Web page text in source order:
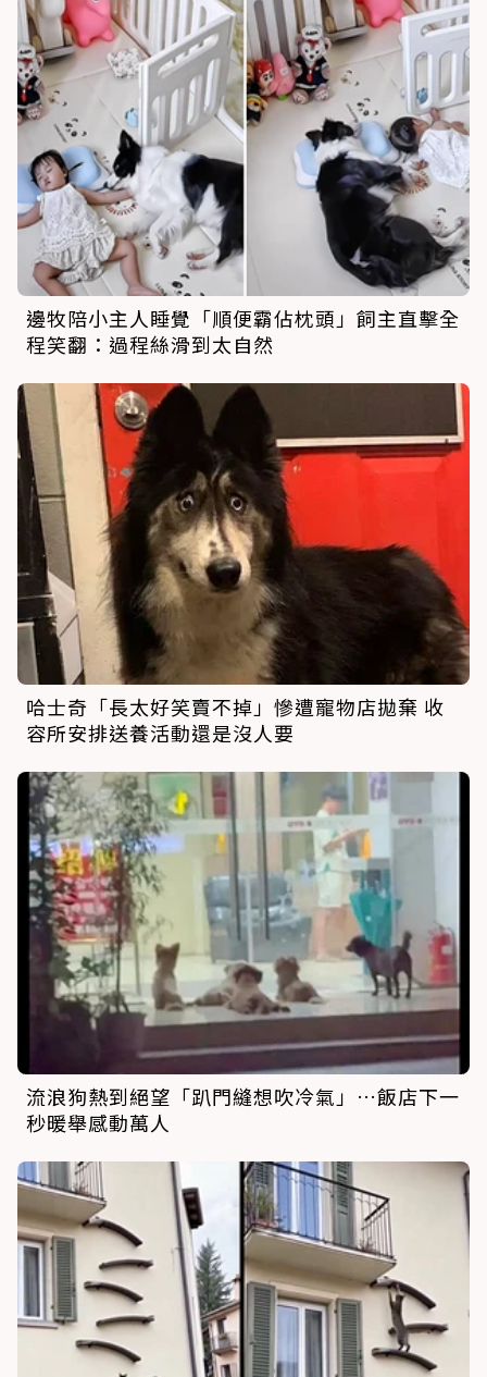
邊牧陪小主人睡覺「順便霸佔枕頭」飼主直擊全
程笑翻：過程絲滑到太自然
哈士奇「長太好笑賣不掉」慘遭寵物店拋棄 收
容所安排送養活動還是沒人要
流浪狗熱到絕望「趴門縫想吹冷氣」…飯店下一
秒暖舉感動萬人